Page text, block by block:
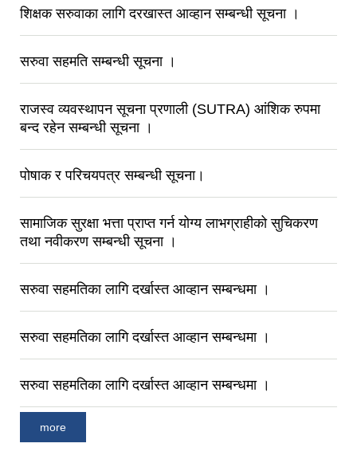
शिक्षक सरुवाका लागि दरखास्त आव्हान सम्बन्धी सूचना ।
सरुवा सहमति सम्बन्धी सूचना ।
राजस्व व्यवस्थापन सूचना प्रणाली (SUTRA) आंशिक रुपमा
बन्द रहेन सम्बन्धी सूचना ।
पोषाक र परिचयपत्र सम्बन्धी सूचना।
सामाजिक सुरक्षा भत्ता प्राप्त गर्न योग्य लाभग्राहीको सुचिकरण
तथा नवीकरण सम्बन्धी सूचना ।
सरुवा सहमतिका लागि दर्खास्त आव्हान सम्बन्धमा ।
सरुवा सहमतिका लागि दर्खास्त आव्हान सम्बन्धमा ।
सरुवा सहमतिका लागि दर्खास्‍त आव्हान सम्बन्धमा ।
more